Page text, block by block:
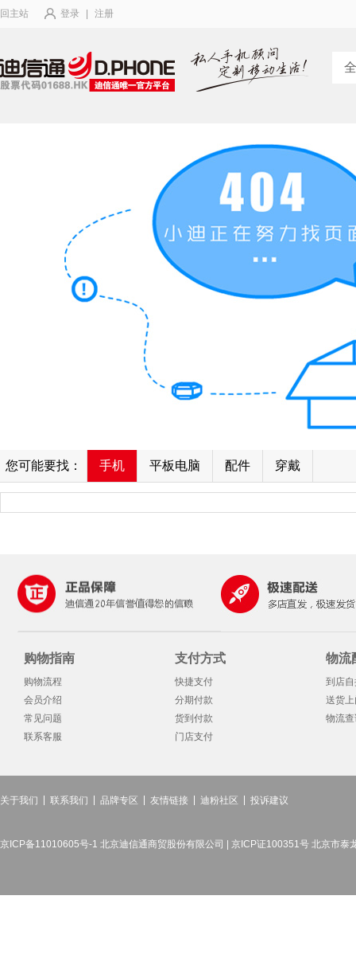
回主站 登录 注册
您可能要找： 手机 平板电脑 配件 穿戴
购物指南
购物流程
会员介绍
常见问题
联系客服
支付方式
快捷支付
分期付款
货到付款
门店支付
物流
到店
送货
物流
关于我们 联系我们 品牌专区 友情链接 迪粉社区 投诉建议
京ICP备11010605号-1 北京迪信通商贸股份有限公司 | 京ICP证100351号 北京市泰